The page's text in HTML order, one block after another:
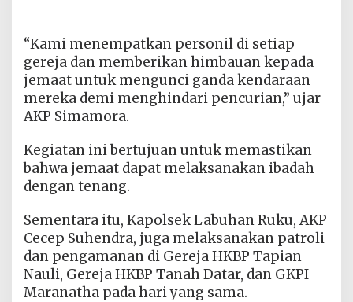
“Kami menempatkan personil di setiap
gereja dan memberikan himbauan kepada
jemaat untuk mengunci ganda kendaraan
mereka demi menghindari pencurian,” ujar
AKP Simamora.
Kegiatan ini bertujuan untuk memastikan
bahwa jemaat dapat melaksanakan ibadah
dengan tenang.
Sementara itu, Kapolsek Labuhan Ruku, AKP
Cecep Suhendra, juga melaksanakan patroli
dan pengamanan di Gereja HKBP Tapian
Nauli, Gereja HKBP Tanah Datar, dan GKPI
Maranatha pada hari yang sama.